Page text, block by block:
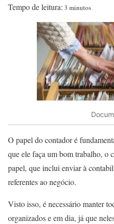
Tempo de leitura: 3 minutos
O papel do contador é
que ele faça um bom trabalho, o
papel, que inclui enviar à
referentes ao negócio.
Visto isso, é necessário manter
organizados e em dia, já que